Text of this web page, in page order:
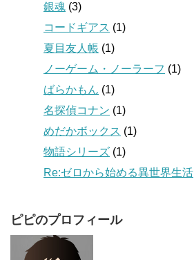
銀魂 (3)
コードギアス (1)
夏目友人帳 (1)
ノーゲーム・ノーラーフ (1)
ばらかもん (1)
名探偵コナン (1)
めだかボックス (1)
物語シリーズ (1)
Re:ゼロから始める異世界生活
ピピのプロフィール